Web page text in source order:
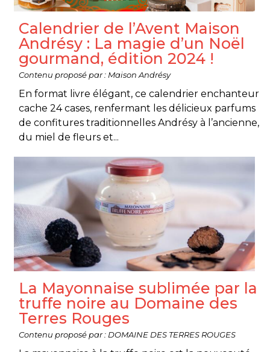
Calendrier de l’Avent Maison
Andrésy : La magie d’un Noël
gourmand, édition 2024 !
Contenu proposé par : Maison Andrésy
En format livre élégant, ce calendrier enchanteur
cache 24 cases, renfermant les délicieux parfums
de confitures traditionnelles Andrésy à l’ancienne,
du miel de fleurs et...
La Mayonnaise sublimée par la
truffe noire au Domaine des
Terres Rouges
Contenu proposé par : DOMAINE DES TERRES ROUGES